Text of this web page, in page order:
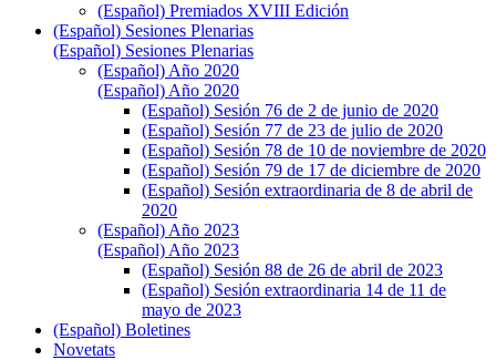
(Español) Premiados XVIII Edición
(Español) Sesiones Plenarias
(Español) Sesiones Plenarias
(Español) Año 2020
(Español) Año 2020
(Español) Sesión 76 de 2 de junio de 2020
(Español) Sesión 77 de 23 de julio de 2020
(Español) Sesión 78 de 10 de noviembre de 2020
(Español) Sesión 79 de 17 de diciembre de 2020
(Español) Sesión extraordinaria de 8 de abril de
2020
(Español) Año 2023
(Español) Año 2023
(Español) Sesión 88 de 26 de abril de 2023
(Español) Sesión extraordinaria 14 de 11 de
mayo de 2023
(Español) Boletines
Novetats